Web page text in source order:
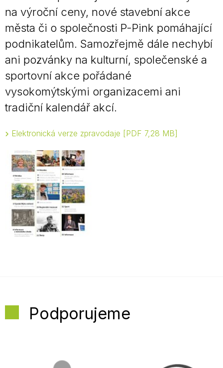
na výroční ceny, nové stavební akce
města či o společnosti P-Pink pomáhající
podnikatelům. Samozřejmě dále nechybí
ani pozvánky na kulturní, společenské a
sportovní akce pořádané
vysokomýtskými organizacemi ani
tradiční kalendář akcí.
Elektronická verze zpravodaje PDF 7,28 MB
Podporujeme